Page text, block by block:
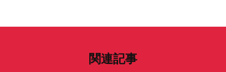
b
o
Li
a
a
関連記事